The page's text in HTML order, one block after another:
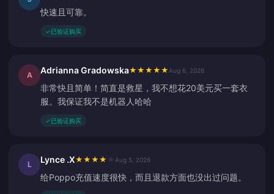
快速且可靠。
✓已验证购买
A Adrianna Gradowska★ ★ ★ ★ ★ Aug 6, 2026
非常快且简单！简直是救星，我不想花20美元买一套衣
服。我保证我不是机器人哈哈
✓已验证购买
L Lynce .X★ ★ ★ ★ Aug 5, 2026
给Poppo充值速度很快，而且退款方面也没出过问题。